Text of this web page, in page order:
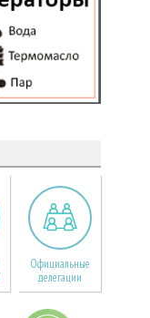
Официальные
делегации